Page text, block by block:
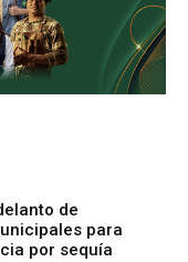
de
para
por sequía